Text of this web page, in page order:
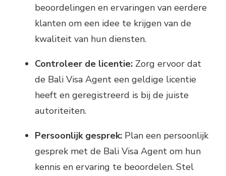
beoordelingen en ervaringen van eerdere
klanten om een idee te krijgen van de
kwaliteit van hun diensten.
Controleer de licentie: Zorg ervoor dat
de Bali Visa Agent een geldige licentie
heeft en geregistreerd is bij de juiste
autoriteiten.
Persoonlijk gesprek: Plan een persoonlijk
gesprek met de Bali Visa Agent om hun
kennis en ervaring te beoordelen. Stel